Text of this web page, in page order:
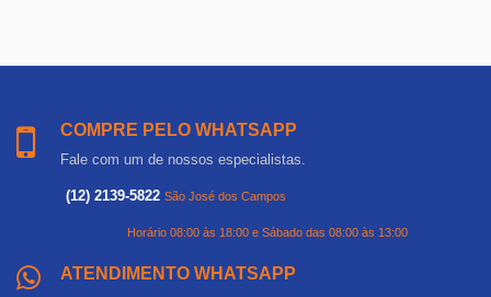
COMPRE PELO WHATSAPP
Fale com um de nossos especialistas.
(12) 2139-5822 São José dos Campos
Horário 08:00 às 18:00 e Sábado das 08:00 às 13:00
ATENDIMENTO WHATSAPP